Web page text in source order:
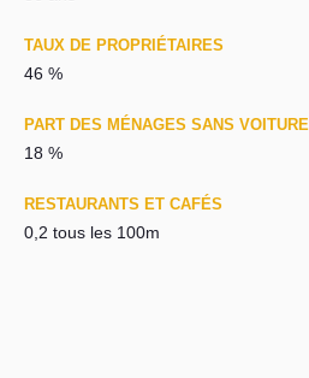
TAUX DE PROPRIÉTAIRES
46 %
PART DES MÉNAGES SANS VOITURE
18 %
RESTAURANTS ET CAFÉS
0,2 tous les 100m